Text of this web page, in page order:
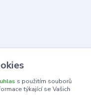
s použitím souborů
týkající se Vašich